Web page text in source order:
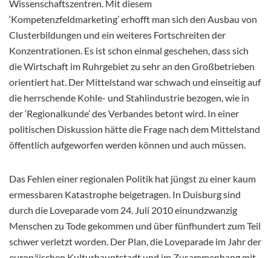
Wissenschaftszentren. Mit diesem
‘Kompetenzfeldmarketing’ erhofft man sich den Ausbau von
Clusterbildungen und ein weiteres Fortschreiten der
Konzentrationen. Es ist schon einmal geschehen, dass sich
die Wirtschaft im Ruhrgebiet zu sehr an den Großbetrieben
orientiert hat. Der Mittelstand war schwach und einseitig auf
die herrschende Kohle- und Stahlindustrie bezogen, wie in
der ‘Regionalkunde’ des Verbandes betont wird. In einer
politischen Diskussion hätte die Frage nach dem Mittelstand
öffentlich aufgeworfen werden können und auch müssen.
Das Fehlen einer regionalen Politik hat jüngst zu einer kaum
ermessbaren Katastrophe beigetragen. In Duisburg sind
durch die Loveparade vom 24. Juli 2010 einundzwanzig
Menschen zu Tode gekommen und über fünfhundert zum Teil
schwer verletzt worden. Der Plan, die Loveparade im Jahr der